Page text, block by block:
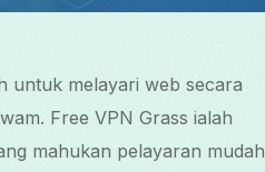
untuk melayari web secara
Free VPN Grass ialah
mahukan pelayaran mudah